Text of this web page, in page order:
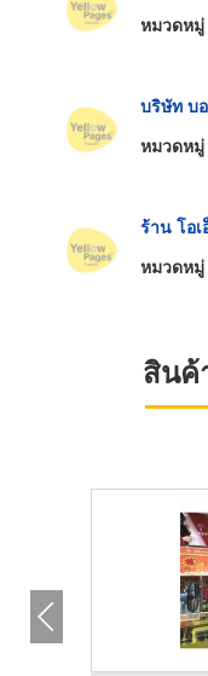
หมวดหมู่
บริษัท บ
หมวดหมู่
ร้าน โอ
หมวดหมู่
สินค้